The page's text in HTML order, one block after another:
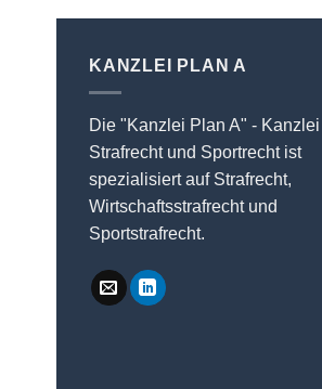
KANZLEI PLAN A
Die "Kanzlei Plan A" - Kanzlei
Strafrecht und Sportrecht ist
spezialisiert auf Strafrecht,
Wirtschaftsstrafrecht und
Sportstrafrecht.